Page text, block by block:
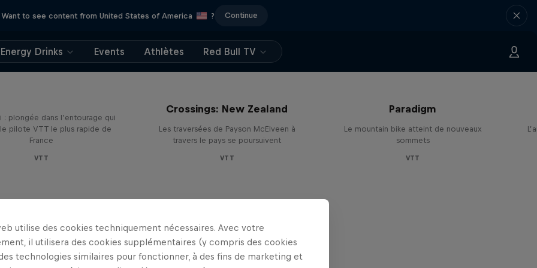
Want to see content from United States of America ? Continue
Energy Drinks Events Athlètes Red Bull TV
: plongée dans l’entourage qui
pilote VTT le plus rapide de
France
VTT
Crossings: New Zealand
Les traversées de Payson McElveen à
travers le pays se poursuivent
VTT
Paradigm
Le mountain bike atteint de nouveaux
sommets
VTT
utilise des cookies techniquement nécessaires. Avec votre
il utilisera des cookies supplémentaires (y compris des cookies
technologies similaires pour fonctionner, à des fins de marketing et